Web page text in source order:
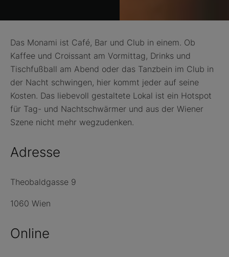
Das Monami ist Café, Bar und Club in einem. Ob
Kaffee und Croissant am Vormittag, Drinks und
Tischfußball am Abend oder das Tanzbein im Club in
der Nacht schwingen, hier kommt jeder auf seine
Kosten. Das liebevoll gestaltete Lokal ist ein Hotspot
für Tag- und Nachtschwärmer und aus der Wiener
Szene nicht mehr wegzudenken.
Adresse
Theobaldgasse 9
1060 Wien
Online